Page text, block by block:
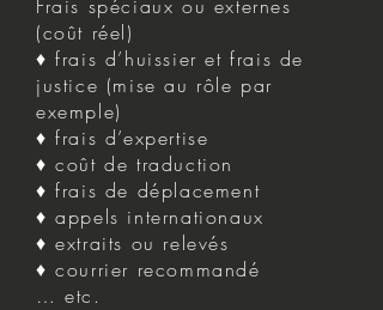
Frais spéciaux ou externes
(coût réel)
♦ frais d’huissier et frais de
justice (mise au rôle par
exemple)
♦ frais d’expertise
♦ coût de traduction
♦ frais de déplacement
♦ appels internationaux
♦ extraits ou relevés
♦ courrier recommandé
… etc.